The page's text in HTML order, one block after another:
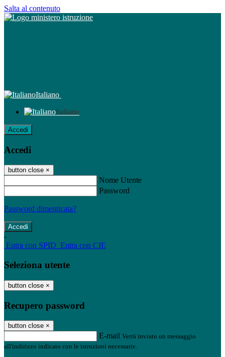
Salta al contenuto
Italiano
Italiano
Accedi
Accedi
button close ×
Nome Utente
Password
Password dimenticata?
-
Entra con SPID Entra con CIE
Seleziona utente
button close ×
Recupero password
button close ×
E-mail Verrà inviato un messaggio
all'indirizzo indicato con le istruzioni necessarie.